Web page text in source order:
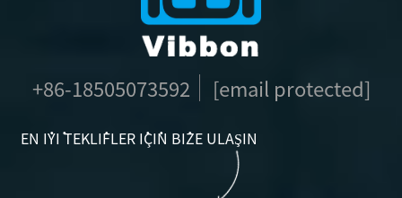
+86-18505073592 [email protected]
EN IYI TEKLIFLER IÇIN BIZE ULAŞIN